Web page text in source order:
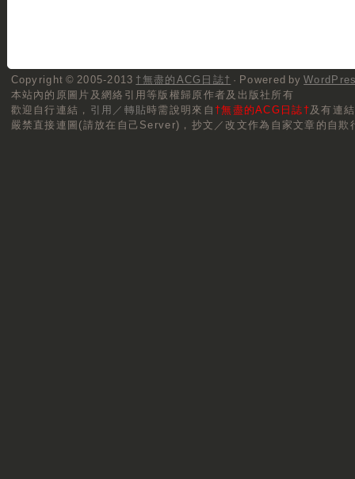
Copyright © 2005-2013 †無盡的ACG日誌† · Powered by
本站內的原圖片及網絡引用等版權歸原作者及出版社所有
歡迎自行連結， 引用／轉貼時需說明來自 †無盡的ACG日誌†及有連
嚴禁直接連圖(請放在自己Server)，抄文／改文作為自家文章的自欺